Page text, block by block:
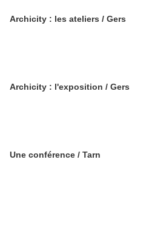
Archicity : les ateliers / Gers
Archicity : l'exposition / Gers
Une conférence / Tarn